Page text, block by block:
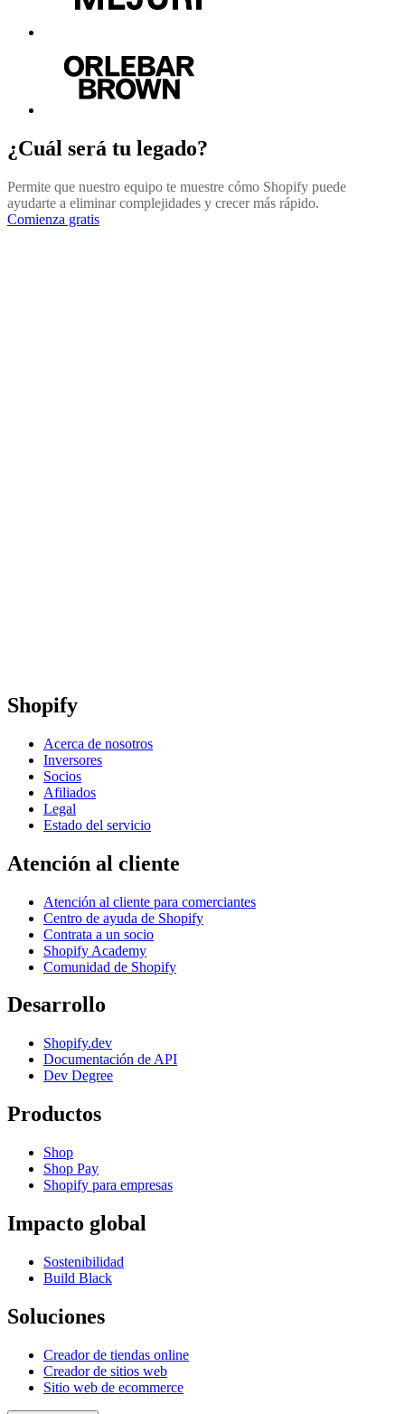
¿Cuál será tu legado?
Permite que nuestro equipo te muestre cómo Shopify puede
ayudarte a eliminar complejidades y crecer más rápido.
Comienza gratis
Shopify
Acerca de nosotros
Inversores
Socios
Afiliados
Legal
Estado del servicio
Atención al cliente
Atención al cliente para comerciantes
Centro de ayuda de Shopify
Contrata a un socio
Shopify Academy
Comunidad de Shopify
Desarrollo
Shopify.dev
Documentación de API
Dev Degree
Productos
Shop
Shop Pay
Shopify para empresas
Impacto global
Sostenibilidad
Build Black
Soluciones
Creador de tiendas online
Creador de sitios web
Sitio web de ecommerce